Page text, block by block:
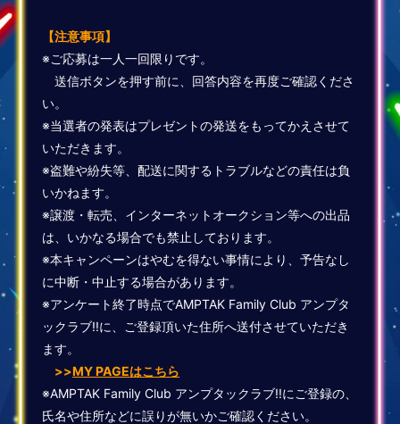
【注意事項】
※ご応募は一人一回限りです。
送信ボタンを押す前に、回答内容を再度ご確認くださ
い。
※当選者の発表はプレゼントの発送をもってかえさせて
いただきます。
※盗難や紛失等、配送に関するトラブルなどの責任は負
いかねます。
※譲渡・転売、インターネットオークション等への出品
は、いかなる場合でも禁止しております。
※本キャンペーンはやむを得ない事情により、予告なし
に中断・中止する場合があります。
※アンケート終了時点でAMPTAK Family Club アンプタ
ックラブ!!に、ご登録頂いた住所へ送付させていただき
ます。
>>MY PAGEはこちら
※AMPTAK Family Club アンプタックラブ!!にご登録の、
氏名や住所などに誤りが無いかご確認ください。